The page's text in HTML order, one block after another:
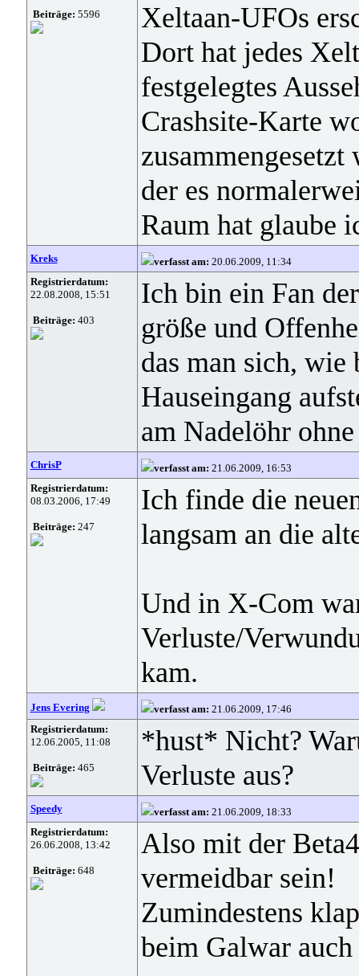
Beiträge: 5596
Xeltaan-UFOs
Dort hat jedes
festgelegtes
Crashsite-Karte
der es
Raum hat glaube
Kreks verfasst am: 20.06.2009, 11:34
Registrierdatum:
22.08.2008, 15:51
Beiträge: 403
Ich bin ein Fan
größe und
das man sich,
Hauseingang
am Nadelöhr
ChrisP verfasst am: 21.06.2009, 16:53
Registrierdatum:
08.03.2006, 17:49
Beiträge: 247
Ich finde die
langsam an die
Und in X-Com
Verluste/
kam.
Jens Evering verfasst am: 21.06.2009, 17:46
Registrierdatum:
12.06.2005, 11:08
Beiträge: 465
*hust* Nicht?
Verluste aus?
Speedy verfasst am: 21.06.2009, 18:33
Registrierdatum:
26.06.2008, 13:42
Beiträge: 648
Also mit der
vermeidbar sein!
Zumindestens
beim Galwar